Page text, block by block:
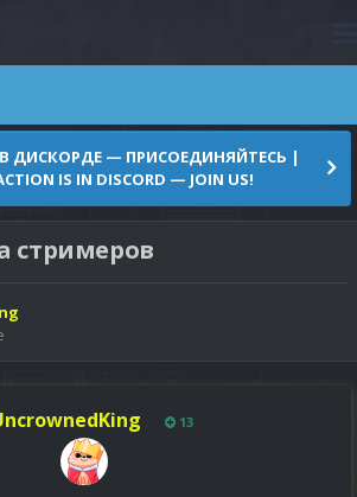
ДИСКОРДЕ — ПРИСОЕДИНЯЙТЕСЬ |
IS IN DISCORD — JOIN US!
стримеров
13